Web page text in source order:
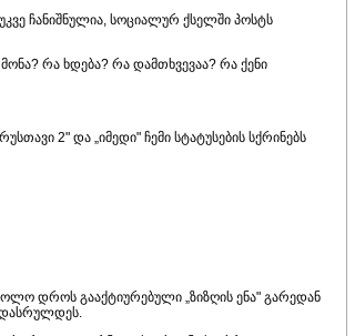
ჩანიშნულია, სოციალურ ქსელში პოსტს
რა ხდება? რა დამთხვევაა? რა ქენი
2" და „იმედი" ჩემი სტატუსების სქრინებს
დროს გააქტიურებული „ზიზღის ენა" გარედან